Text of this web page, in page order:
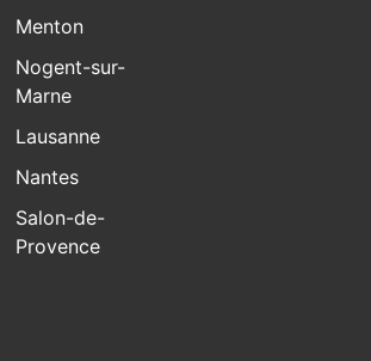
Menton
Nogent-sur-
Marne
Lausanne
Nantes
Salon-de-
Provence